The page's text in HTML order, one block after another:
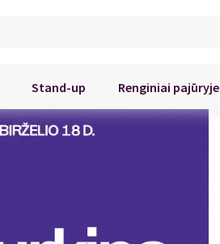
Stand-up Renginiai pajūryje